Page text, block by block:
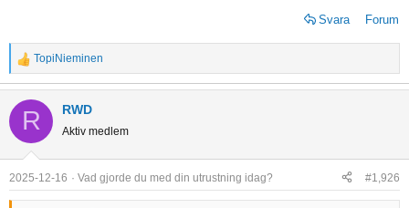
Svara Forum
R
e
a
t
i
o
n
TopiNieminen
R RWD
Aktiv medlem
2025-12-16 Vad gjorde du med din utrustning idag? #1,926